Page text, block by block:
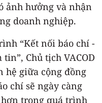
ảnh hưởng và nhận
doanh nghiệp.
“Kết nối báo chí -
Chủ tịch VACOD
hệ giữa cộng đồng
chí sẽ ngày càng
hơn trong quá trình